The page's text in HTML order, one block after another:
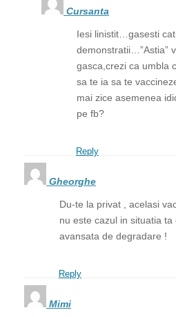
Cursanta
Iesi linistit…gasesti
demonstratii…”Astia”
gasca,crezi ca umbla
sa te ia sa te
mai zice asemenea
pe fb?
Reply
Gheorghe
Du-te la privat , acelasi
nu este cazul in situatia
avansata de degradare !
Reply
Mimi